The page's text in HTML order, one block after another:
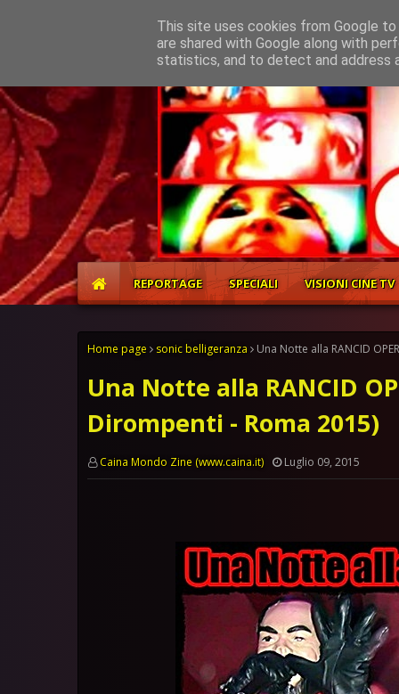
REPORTAGE SPECIALI VISIONI CINE TV
Home page sonic belligeranza Una Notte alla RANCID
Una Notte alla RANCID
Dirompenti - Roma 2015)
Caina Mondo Zine (www.caina.it) Luglio 09, 2015
This site uses cookies from Google
are shared with Google along with
statistics, and to detect and address